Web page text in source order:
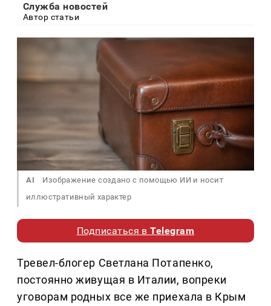
Служба новостей
Автор статьи
AI
Изображение создано с помощью ИИ и носит
иллюстративный характер
Подписаться вTelegram
Тревел-блогер Светлана Потапенко,
постоянно живущая в Италии, вопреки
уговорам родных все же приехала в Крым